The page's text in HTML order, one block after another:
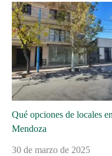
Qué opciones de locales
Mendoza
30 de marzo de 2025